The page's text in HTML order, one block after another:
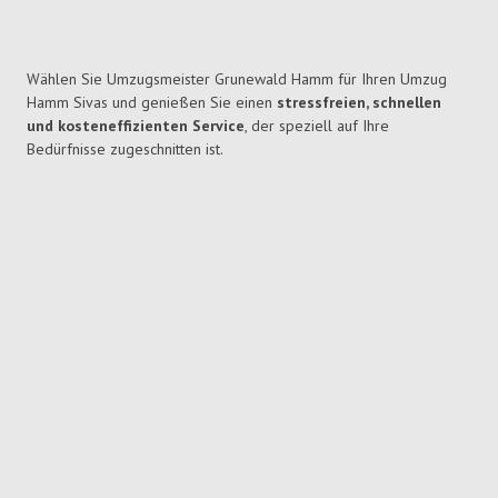
Wählen Sie Umzugsmeister Grunewald Hamm für Ihren Umzug
Hamm Sivas und genießen Sie einen stressfreien, schnellen
und kosteneffizienten Service, der speziell auf Ihre
Bedürfnisse zugeschnitten ist.